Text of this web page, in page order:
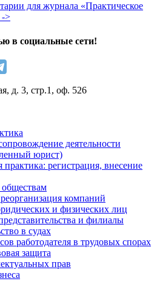
для журнала «Практическое
->
в социальные сети!
д. 3, стр.1, оф. 526
деятельности
юрист)
практика: регистрация, внесение
компаний
и физических лиц
и филиалы
в судах
работодателя в трудовых спорах
защита
прав